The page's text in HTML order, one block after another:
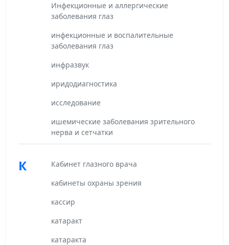
Инфекционные и аллергические
заболевания глаз
инфекционные и воспалительные
заболевания глаз
инфразвук
иридодиагностика
исследование
ишемические заболевания зрительного
нерва и сетчатки
К
Кабинет глазного врача
кабинеты охраны зрения
кассир
катаракт
катаракта